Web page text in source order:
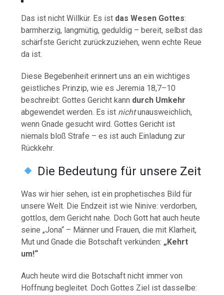
Das ist nicht Willkür. Es ist das Wesen Gottes:
barmherzig, langmütig, geduldig – bereit, selbst das
schärfste Gericht zurückzuziehen, wenn echte Reue
da ist.
Diese Begebenheit erinnert uns an ein wichtiges
geistliches Prinzip, wie es Jeremia 18,7–10
beschreibt: Gottes Gericht kann durch Umkehr
abgewendet werden. Es ist nichtunausweichlich,
wenn Gnade gesucht wird. Gottes Gericht ist
niemals bloß Strafe – es ist auch Einladung zur
Rückkehr.
Die Bedeutung für unsere Zeit
Was wir hier sehen, ist ein prophetisches Bild für
unsere Welt. Die Endzeit ist wie Ninive: verdorben,
gottlos, dem Gericht nahe. Doch Gott hat auch heute
seine „Jona“ – Männer und Frauen, die mit Klarheit,
Mut und Gnade die Botschaft verkünden: „Kehrt
um!“
Auch heute wird die Botschaft nicht immer von
Hoffnung begleitet. Doch Gottes Ziel ist dasselbe: